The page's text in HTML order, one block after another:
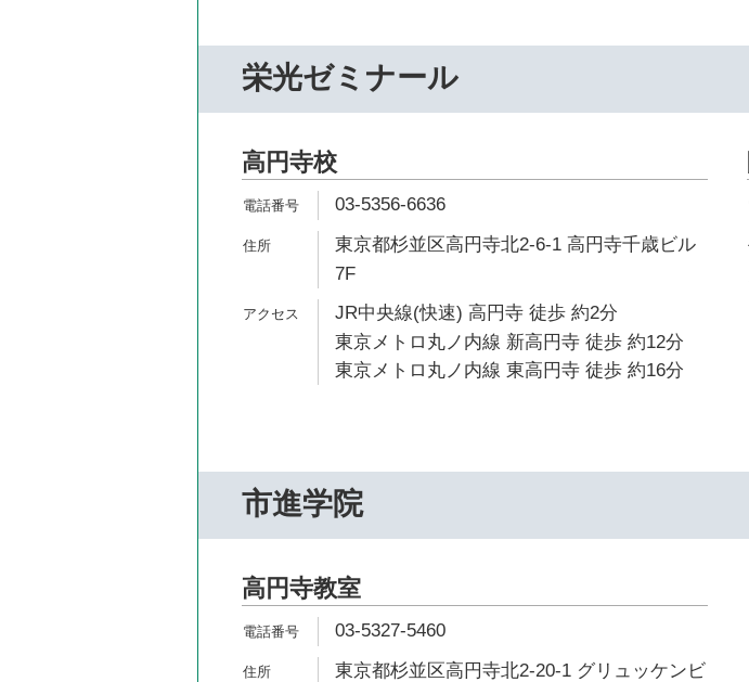
栄光ゼミナール
高円寺校
03-5356-6636
東京都杉並区高円寺北2-6-1 高円寺千歳ビル
7F
JR中央線(快速) 高円寺 徒歩 約2分
東京メトロ丸ノ内線 新高円寺 徒歩 約12分
東京メトロ丸ノ内線 東高円寺 徒歩 約16分
市進学院
高円寺教室
03-5327-5460
東京都杉並区高円寺北2-20-1 グリュッケンビ